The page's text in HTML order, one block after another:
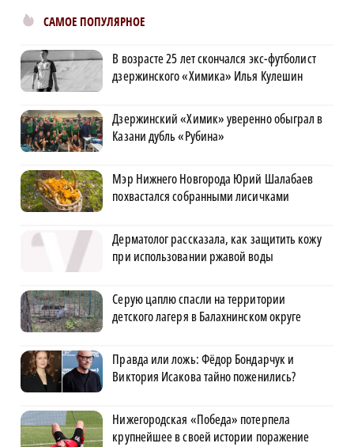
САМОЕ ПОПУЛЯРНОЕ
В возрасте 25 лет скончался экс-футболист
дзержинского «Химика» Илья Кулешин
Дзержинский «Химик» уверенно обыграл в
Казани дубль «Рубина»
Мэр Нижнего Новгорода Юрий Шалабаев
похвастался собранными лисичками
Дерматолог рассказала, как защитить кожу
при использовании ржавой воды
Серую цаплю спасли на территории
детского лагеря в Балахнинском округе
Правда или ложь: Фёдор Бондарчук и
Виктория Исакова тайно поженились?
Нижегородская «Победа» потерпела
крупнейшее в своей истории поражение